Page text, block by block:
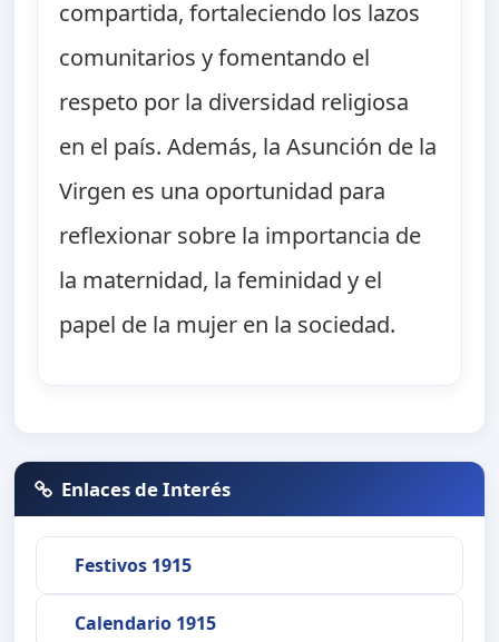
compartida, fortaleciendo los lazos
comunitarios y fomentando el
respeto por la diversidad religiosa
en el país. Además, la Asunción de la
Virgen es una oportunidad para
reflexionar sobre la importancia de
la maternidad, la feminidad y el
papel de la mujer en la sociedad.
Enlaces de Interés
Festivos 1915
Calendario 1915